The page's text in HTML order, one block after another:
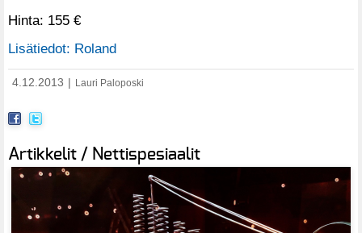
Hinta: 155 €
Lisätiedot: Roland
4.12.2013 Lauri Paloposki
Artikkelit / Nettispesiaalit